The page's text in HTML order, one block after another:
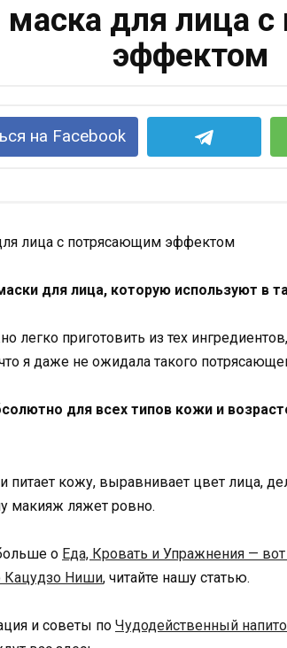
маска для лица
эффектом
на Facebook
для лица, которую используют в
легко приготовить из тех
я даже не ожидала такого
для всех типов кожи и
питает кожу, выравнивает цвет лица,
макияж ляжет ровно.
о Еда, Кровать и Упражнения —
Кацудзо Ниши, читайте нашу статью.
и советы по Чудодейственный